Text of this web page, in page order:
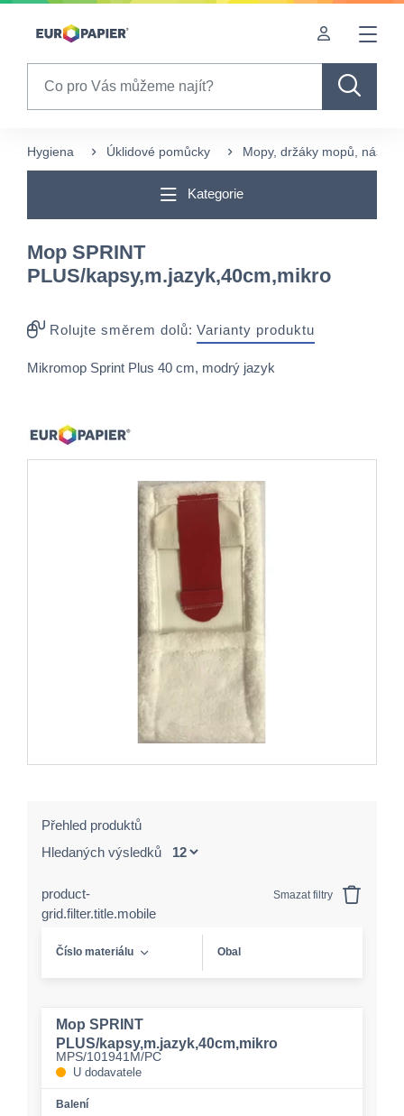
Table Of Content
Hygiena Úklidové pomůcky Mopy, držáky mopů,
Kategorie
Mop SPRINT
PLUS/kapsy,m.jazyk,40cm,mikro
Rolujte směrem dolů: Varianty produktu
Mikromop Sprint Plus 40 cm, modrý jazyk
Přehled produktů
Hledaných výsledků
product-
grid.filter.title.mobile
Smazat filtry
Číslo materiálu Obal
Mop SPRINT
PLUS/kapsy,m.jazyk,40cm,mikro
MPS/101941M/PC
U dodavatele
Balení